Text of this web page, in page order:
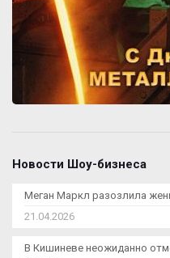
Новости Шоу-бизнеса
Меган Маркл разозлила
21.04.2026
В Кишиневе неожиданно